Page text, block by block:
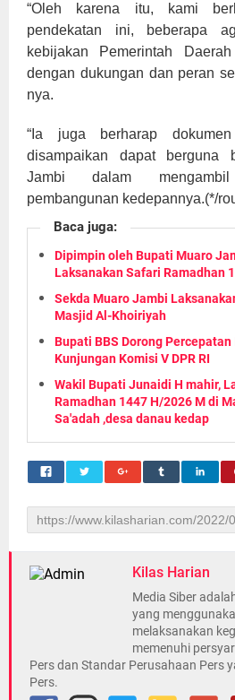
“Oleh karena itu, kami
pendekatan ini, beberapa
kebijakan Pemerintah
dengan dukungan dan peran
nya.
“Ia juga berharap
disampaikan dapat berguna
Jambi dalam
pembangunan kedepannya.(*/
Baca juga:
Dipimpin oleh Bupati Muaro
Laksanakan Safari Ramadhan
Sekda Muaro Jambi
Masjid Al-Khoiriyah
Bupati BBS Dorong
Kunjungan Komisi V DPR RI
Wakil Bupati Junaidi H mahir,
Ramadhan 1447 H/2026 M di
Sa'adah ,desa danau kedap
Kilas Harian
Media Siber
yang
melaksanakan
memenuhi
Pers dan Standar Perusahaan Pers
Pers.